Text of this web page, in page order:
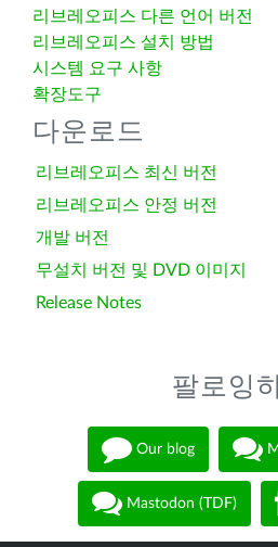
리브레오피스 다른 언어 버전
리브레오피스 설치 방법
시스템 요구 사항
확장도구
다운로드
리브레오피스 최신 버전
리브레오피스 안정 버전
개발 버전
무설치 버전 및 DVD 이미지
Release Notes
팔로잉
Our blog
Mastodon (TDF)